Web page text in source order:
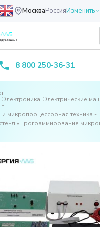
МоскваРоссияИзменить
8 800 250-36-31
Электроника. Электрические
и микропроцессорная техника
«Программирование